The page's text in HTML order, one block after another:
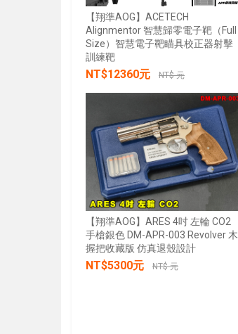
【翔準AOG】ACETECH
Alignmentor 智慧歸零電子靶（Full
Size）智慧電子靶瞄具校正器射擊
訓練靶
NT$12360元 NT$ 元
【翔準AOG】ARES 4吋 左輪 CO2
手槍銀色 DM-APR-003 Revolver 木
握把收藏版 仿真退殼設計
NT$5300元 NT$ 元